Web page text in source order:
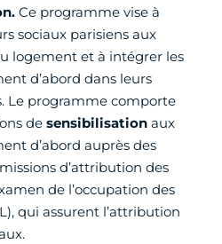
Ce programme vise à
sociaux parisiens aux
logement et à intégrer les
d’abord dans leurs
Le programme comporte
de sensibilisation aux
d’abord auprès des
d’attribution des
de l’occupation des
qui assurent l’attribution